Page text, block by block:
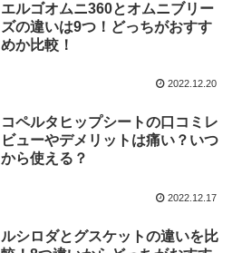
エルゴオムニ360とオムニブリー
ズの違いは9つ！どっちがおすす
めか比較！
2022.12.20
コペルタヒップシートの口コミレ
ビューやデメリットは痛い？いつ
から使える？
2022.12.17
ルシロダとグスケットの違いを比